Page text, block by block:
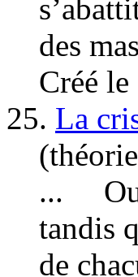
des
Créé
25. La
...
tandis
de